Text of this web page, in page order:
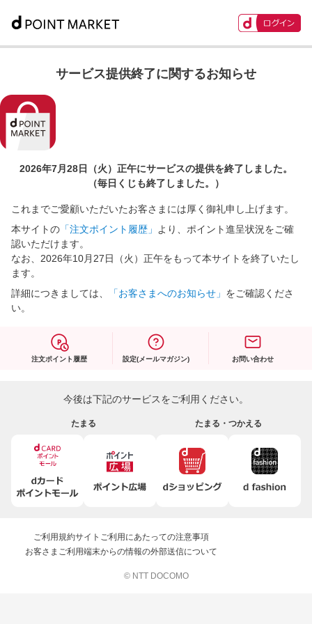
サービス提供終了に関するお知らせ
2026年7月28日（火）正午にサービスの提供を終了しました。
（毎日くじも終了しました。）
これまでご愛顧いただいたお客さまには厚く御礼申し上げます。
本サイトの 「注文ポイント履歴」
より、ポイント進呈状況をご確
認いただけます。
なお、2026年10月27日（火）正午をもって本サイトを終了いたし
ます。
詳細につきましては、
「お客さまへのお知らせ」 をご確認くださ
い。
注文ポイント履歴 設定(メールマガジン) お問い合わせ
今後は下記のサービスをご利用ください。
たまる たまる・つかえる
ご利用規約サイトご利用にあたっての注意事項
お客さまご利用端末からの情報の外部送信について
© NTT DOCOMO